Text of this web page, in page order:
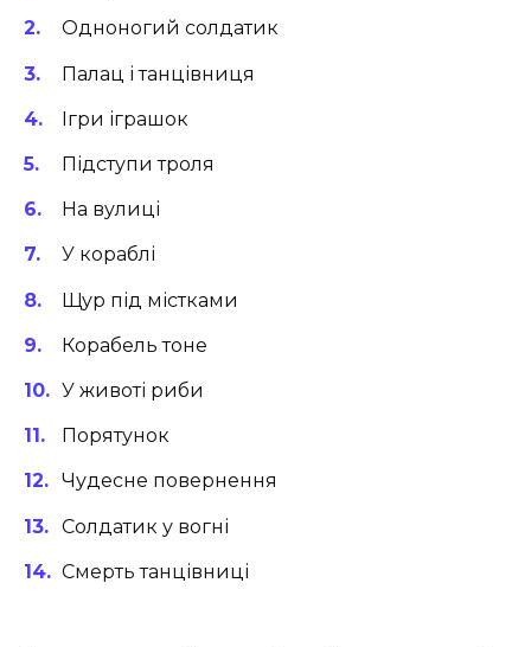
Одноногий солдатик
Палац і танцівниця
Ігри іграшок
Підступи троля
На вулиці
У кораблі
Щур під містками
Корабель тоне
У животі риби
Порятунок
Чудесне повернення
Солдатик у вогні
Смерть танцівниці